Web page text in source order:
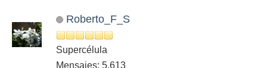
Roberto_F_S
Supercélula
Mensajes: 5,613